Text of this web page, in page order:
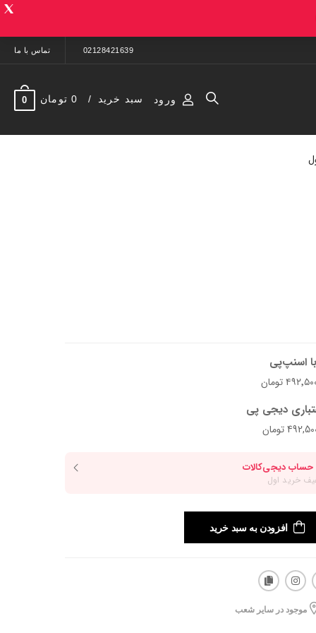
02128421639 تماس با ما
ورود سبد خرید 0 تومان 0
اسنپ‌پی
دیجی پی
افزودن به سبد خرید
موجود در سایر شعب